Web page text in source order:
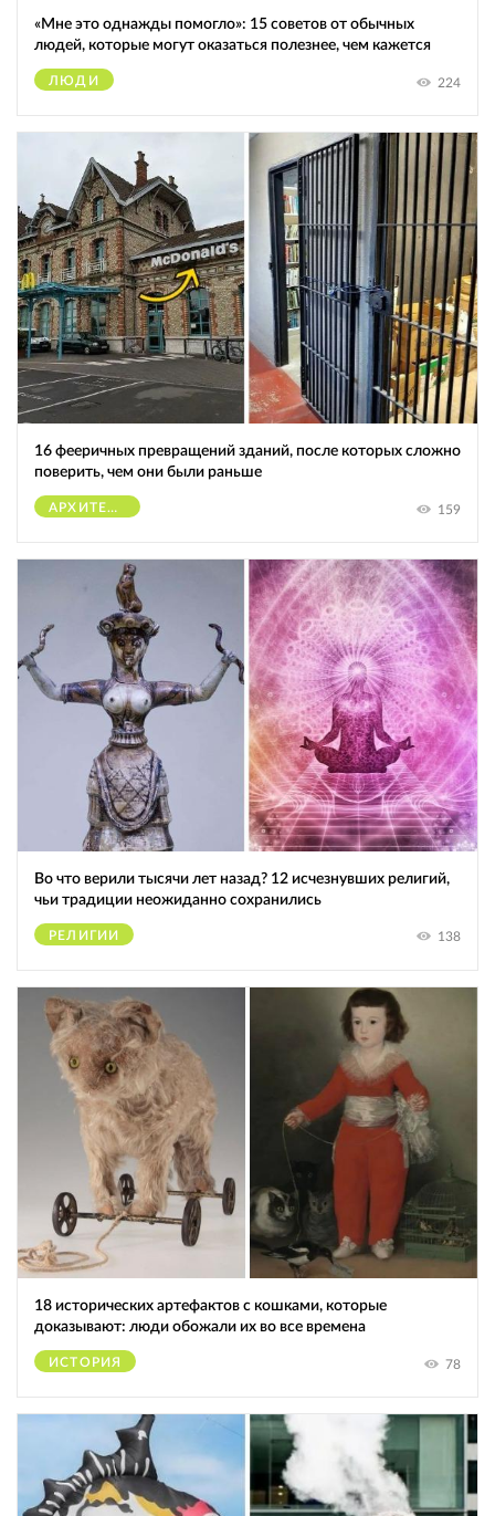
«Мне это однажды помогло»: 15 советов от обычных
людей, которые могут оказаться полезнее, чем кажется
ЛЮДИ 224
16 фееричных превращений зданий, после которых сложно
поверить, чем они были раньше
АРХИТЕКТУРА 159
Во что верили тысячи лет назад? 12 исчезнувших религий,
чьи традиции неожиданно сохранились
РЕЛИГИИ 138
18 исторических артефактов с кошками, которые
доказывают: люди обожали их во все времена
ИСТОРИЯ 78